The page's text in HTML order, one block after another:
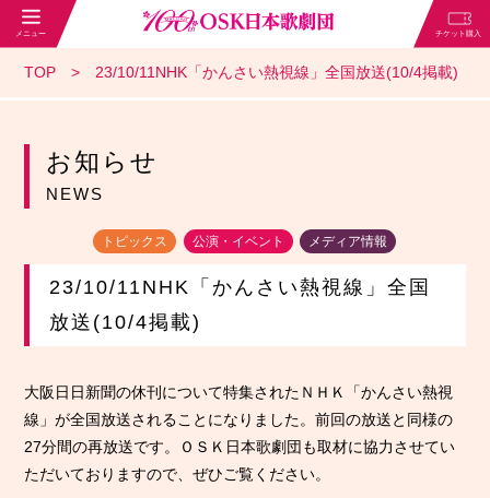
TOP 23/10/11NHK「かんさい熱視線」全国放送(10/4掲載)
お知らせ
NEWS
トピックス 公演・イベント メディア情報
23/10/11NHK「かんさい熱視線」全国
放送(10/4掲載)
大阪日日新聞の休刊について特集されたＮＨＫ「かんさい熱視
線」が全国放送されることになりました。前回の放送と同様の
27分間の再放送です。ＯＳＫ日本歌劇団も取材に協力させてい
ただいておりますので、ぜひご覧ください。